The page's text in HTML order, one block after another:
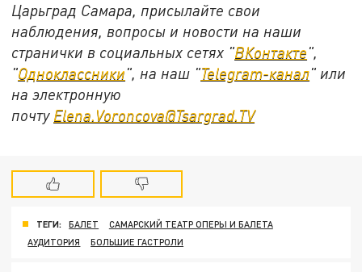
Царьград Самара, присылайте свои
наблюдения, вопросы и новости на наши
странички в социальных сетях "ВКонтакте",
"Одноклассники", на наш "Telegram-канал" или
на электронную
почту Elena.Voroncova@Tsargrad.TV
ТЕГИ: БАЛЕТ
САМАРСКИЙ ТЕАТР ОПЕРЫ И БАЛЕТА
АУДИТОРИЯ
БОЛЬШИЕ ГАСТРОЛИ